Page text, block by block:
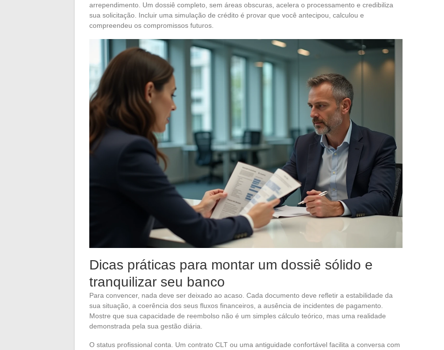
arrependimento. Um dossiê completo, sem áreas obscuras, acelera o processamento e credibiliza
sua solicitação. Incluir uma simulação de crédito é provar que você antecipou, calculou e
compreendeu os compromissos futuros.
Dicas práticas para montar um dossiê sólido e
tranquilizar seu banco
Para convencer, nada deve ser deixado ao acaso. Cada documento deve refletir a estabilidade da
sua situação, a coerência dos seus fluxos financeiros, a ausência de incidentes de pagamento.
Mostre que sua capacidade de reembolso não é um simples cálculo teórico, mas uma realidade
demonstrada pela sua gestão diária.
O status profissional conta. Um contrato CLT ou uma antiguidade confortável facilita a conversa com